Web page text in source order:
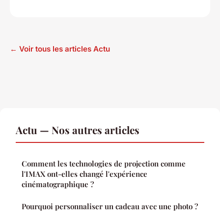
← Voir tous les articles Actu
Actu — Nos autres articles
Comment les technologies de projection comme
l'IMAX ont-elles changé l'expérience
cinématographique ?
Pourquoi personnaliser un cadeau avec une photo ?